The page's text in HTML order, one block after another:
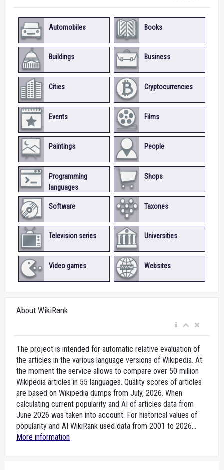
Automobiles Books
Buildings Business
Cities Cryptocurrencies
Events Films
Paintings People
Programming
languages
Shops
Software Taxones
Television series Universities
Video games Websites
About WikiRank
The project is intended for automatic relative evaluation of
the articles in the various language versions of Wikipedia. At
the moment the service allows to compare over 50 million
Wikipedia articles in 55 languages. Quality scores of articles
are based on Wikipedia dumps from July, 2026. When
calculating current popularity and AI of articles data from
June 2026 was taken into account. For historical values of
popularity and AI WikiRank used data from 2001 to 2026...
More information